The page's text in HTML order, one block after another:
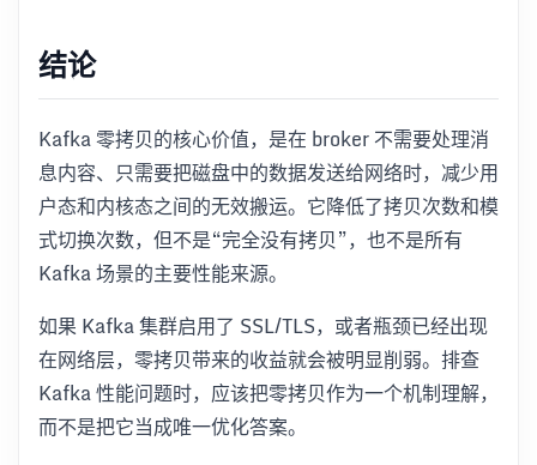
结论
Kafka 零拷贝的核心价值，是在 broker 不需要处理消
息内容、只需要把磁盘中的数据发送给网络时，减少用
户态和内核态之间的无效搬运。它降低了拷贝次数和模
式切换次数，但不是“完全没有拷贝”，也不是所有
Kafka 场景的主要性能来源。
如果 Kafka 集群启用了 SSL/TLS，或者瓶颈已经出现
在网络层，零拷贝带来的收益就会被明显削弱。排查
Kafka 性能问题时，应该把零拷贝作为一个机制理解，
而不是把它当成唯一优化答案。